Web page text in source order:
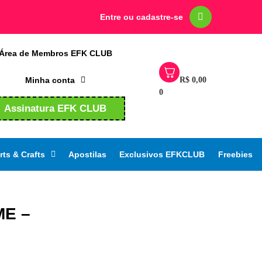
Entre oucadastre-se
de Membros EFK CLUB
Minha conta
Assinatura EFK CLUB
0
R$ 0,00
& Crafts Apostilas Exclusivos EFKCLUB Freebies
–